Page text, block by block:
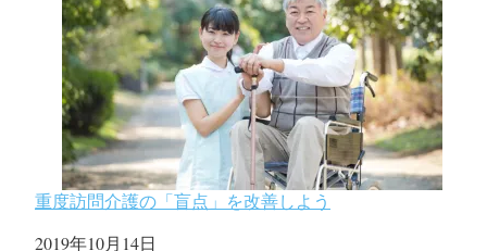
重度訪問介護の「盲点」を改善しよう
日付
2019年10月14日